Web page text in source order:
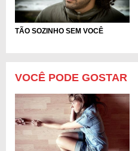
TÃO SOZINHO SEM VOCÊ
VOCÊ PODE GOSTAR